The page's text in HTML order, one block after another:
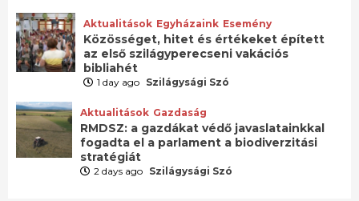
Aktualitások Egyházaink Esemény
Közösséget, hitet és értékeket épített
az első szilágyperecseni vakációs
bibliahét
1 day ago Szilágysági Szó
Aktualitások Gazdaság
RMDSZ: a gazdákat védő javaslatainkkal
fogadta el a parlament a biodiverzitási
stratégiát
2 days ago Szilágysági Szó